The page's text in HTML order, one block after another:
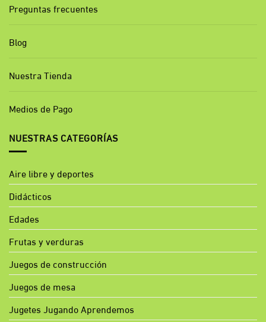
Preguntas frecuentes
Blog
Nuestra Tienda
Medios de Pago
NUESTRAS CATEGORÍAS
Aire libre y deportes
Didácticos
Edades
Frutas y verduras
Juegos de construcción
Juegos de mesa
Jugetes Jugando Aprendemos